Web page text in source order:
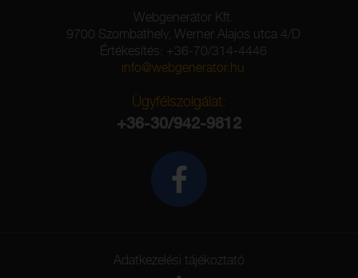
Webgenerátor Kft.
9700 Szombathely, Werner Alajos utca 4/D
Értékesítés: +36-70/314-4446
info@webgenerator.hu
Ügyfélszolgálat:
+36-30/942-9812
Adatkezelési tájékoztató